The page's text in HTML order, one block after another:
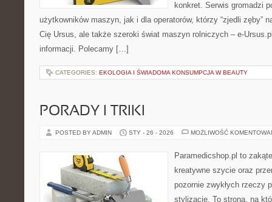
konkret. Serwis gromadzi
użytkowników maszyn, jak i dla operatorów, którzy “zjedli zęby”
Cię Ursus, ale także szeroki świat maszyn rolniczych – e-
informacji. Polecamy […]
CATEGORIES: EKOLOGIA I ŚWIADOMA KONSUMPCJA W BEAUTY
PORADY I TRIKI
POSTED BY ADMIN STY - 26 - 2026 MOŻLIWOŚĆ
Paramedicshop.pl to
kreatywne szycie oraz
pozornie zwykłych rzeczy
stylizacje. To strona, na